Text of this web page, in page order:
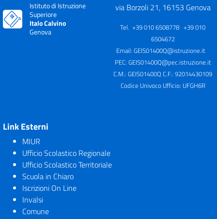
Istituto di Istruzione
Superiore
Italo Calvino
Genova
via Borzoli 21, 16153 Genova
Tel. +39 010 6508778 +39 010
6504672
Email: GEIS01400Q@istruzione.it
PEC: GEIS01400Q@pec.istruzione.it
C.M.: GEIS01400Q C.F.: 92014430109
Codice Univoco Ufficio: UFGH6R
Link Esterni
MIUR
Ufficio Scolastico Regionale
Ufficio Scolastico Territoriale
Scuola in Chiaro
Iscrizioni On Line
Invalsi
Comune